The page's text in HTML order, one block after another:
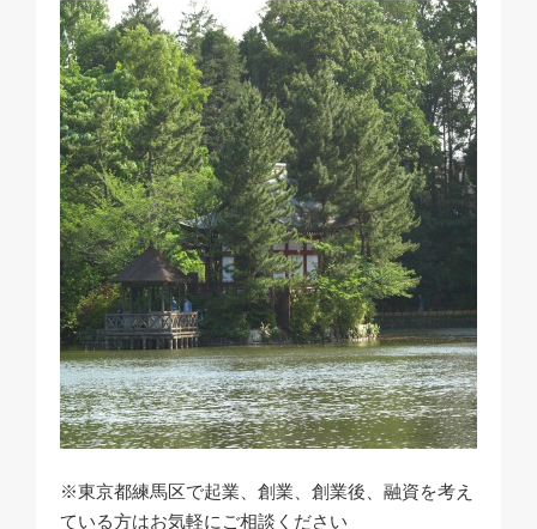
※東京都練馬区で起業、創業、創業後、融資を考え
ている方はお気軽にご相談ください